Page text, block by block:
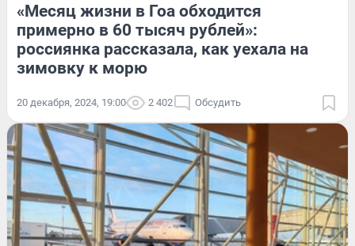
«Месяц жизни в Гоа обходится
примерно в 60 тысяч рублей»:
россиянка рассказала, как уехала на
зимовку к морю
20 декабря, 2024, 19:00 2 402 Обсудить